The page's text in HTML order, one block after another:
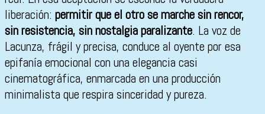
liberación: permitir que el otro se marche sin rencor,
sin resistencia, sin nostalgia paralizante. La voz de
Lacunza, frágil y precisa, conduce al oyente por esa
epifanía emocional con una elegancia casi
cinematográfica, enmarcada en una producción
minimalista que respira sinceridad y pureza.